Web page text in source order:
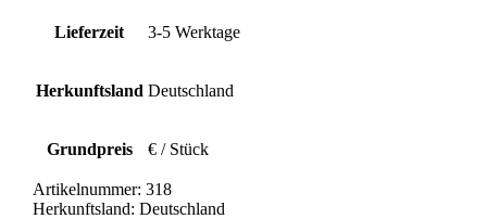
Lieferzeit 3-5 Werktage
Herkunftsland Deutschland
Grundpreis € / Stück
Artikelnummer: 318
Herkunftsland: Deutschland